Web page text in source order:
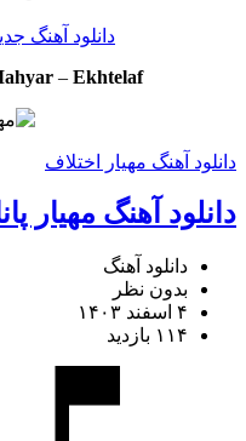
دانلود آهنگ
– Ekhtelaf
دانلود آهنگ مهیار اختلاف
دانلود آهنگ مهیار
دانلود آهنگ
بدون نظر
۴ اسفند ۱۴۰۳
۱۱۴ بازدید